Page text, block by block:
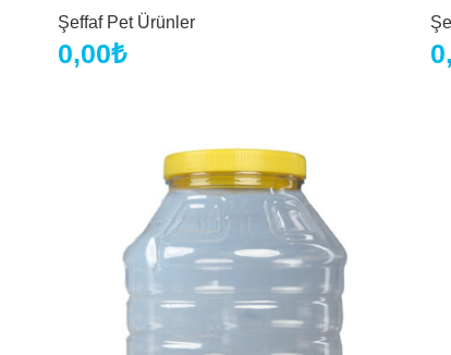
Şeffaf Pet Ürünler
0,00₺